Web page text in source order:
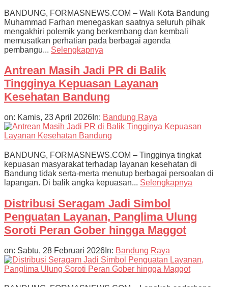
BANDUNG, FORMASNEWS.COM – Wali Kota Bandung
Muhammad Farhan menegaskan saatnya seluruh pihak
mengakhiri polemik yang berkembang dan kembali
memusatkan perhatian pada berbagai agenda
pembangu... Selengkapnya
Antrean Masih Jadi PR di Balik
Tingginya Kepuasan Layanan
Kesehatan Bandung
on: Kamis, 23 April 2026 In: Bandung Raya
BANDUNG, FORMASNEWS.COM – Tingginya tingkat
kepuasan masyarakat terhadap layanan kesehatan di
Bandung tidak serta-merta menutup berbagai persoalan di
lapangan. Di balik angka kepuasan... Selengkapnya
Distribusi Seragam Jadi Simbol
Penguatan Layanan, Panglima Ulung
Soroti Peran Gober hingga Maggot
on: Sabtu, 28 Februari 2026 In: Bandung Raya